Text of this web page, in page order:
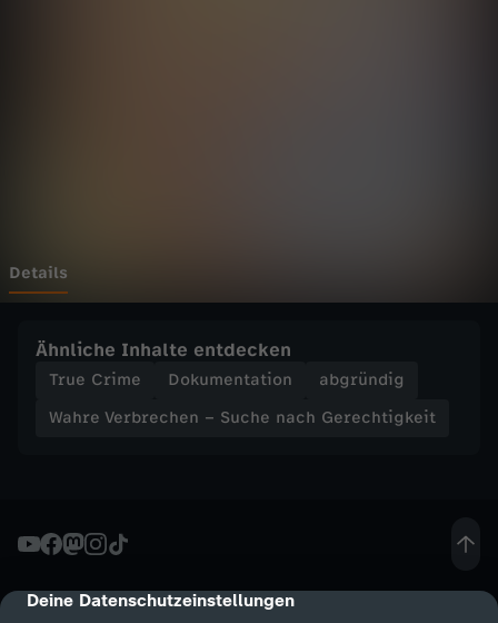
cmp-dialog-description
Deine Datenschutzeinstellungen
h
n
u
c
Details
Ähnliche Inhalte entdecken
True Crime Dokumentation
abgründig
Wahre Verbrechen – Suche nach Gerechtigkeit